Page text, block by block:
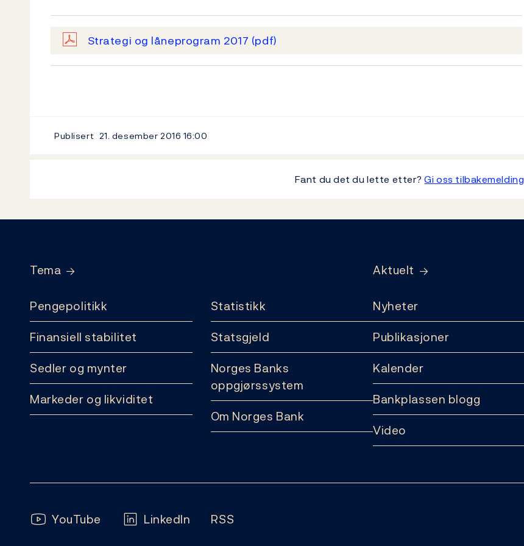
Strategi og låneprogram 2017 (pdf)
Publisert 21. desember 2016 16:00
Fant du det du lette etter?Gi oss tilbakemelding
Tema
Pengepolitikk
Finansiell stabilitet
Sedler og mynter
Markeder og likviditet
Statistikk
Statsgjeld
Norges Banks
oppgjørssystem
Om Norges Bank
Aktuelt
Nyheter
Publikasjoner
Kalender
Bankplassen blogg
Video
Følg oss:
YouTube LinkedIn RSS